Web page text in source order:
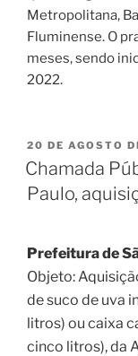
Metropolitana,
Fluminense. O
meses, sendo
2022.
20 DE AGOSTO
Chamada
Paulo,
Prefeitura de
Objeto:
de suco de uva
litros) ou caixa
cinco litros), da